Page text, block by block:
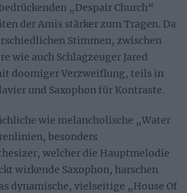
„Despair Church“
der Amis stärker zum Tragen. Da
Stimmen, zwischen
wie auch Schlagzeuger Jared
doomiger Verzweiflung, teils in
und Saxophon für Kontraste.
wie melancholische „Water
besonders
welcher die Hauptmelodie
wirkende Saxophon, harschen
dynamische, vielseitige „House Of